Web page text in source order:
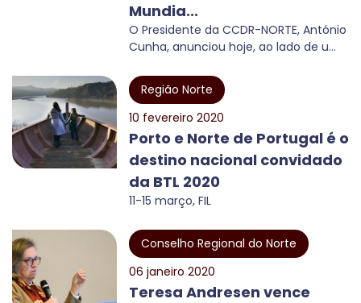
Mundia...
O Presidente da CCDR-NORTE, António
Cunha, anunciou hoje, ao lado de u...
Região Norte
10 fevereiro 2020
Porto e Norte de Portugal é o
destino nacional convidado
da BTL 2020
11-15 março, FIL
Conselho Regional do Norte
06 janeiro 2020
Teresa Andresen vence